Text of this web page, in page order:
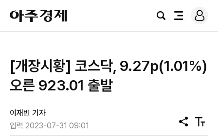
아
주
경
검
전
로
그
[개장시황] 코스닥, 9.27p(1.01%)
오른 923.01 출발
이재빈 기자
입력 2023-07-31 09:01
공
유
텍
스